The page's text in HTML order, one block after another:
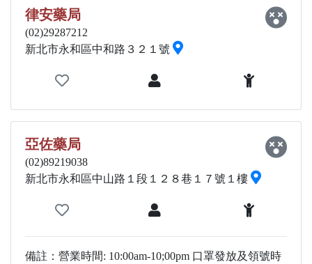
律安藥局
(02)29287212
新北市永和區中和路３２１號
亞佐藥局
(02)89219038
新北市永和區中山路１段１２８巷１７號１樓
備註：營業時間: 10:00am-10;00pm 口罩發放及領號時